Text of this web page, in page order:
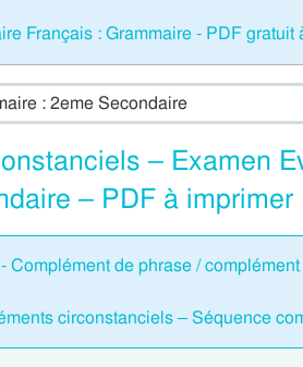
Français : Grammaire - PDF gratuit
: 2eme Secondaire
– Examen
– PDF à imprimer
Complément de phrase /
circonstanciels – Séquence